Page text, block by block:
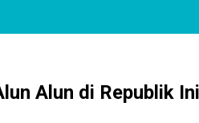
Alun di Republik